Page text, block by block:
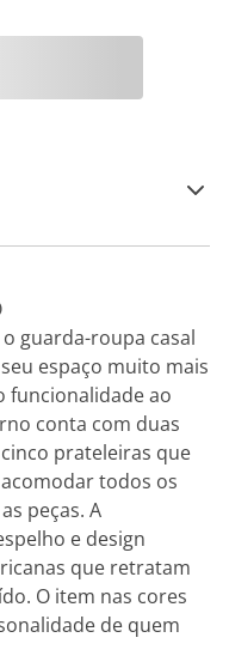
guarda-roupa casal
espaço muito mais
funcionalidade ao
conta com duas
prateleiras que
todos os
peças. A
e design
que retratam
O item nas cores
de quem